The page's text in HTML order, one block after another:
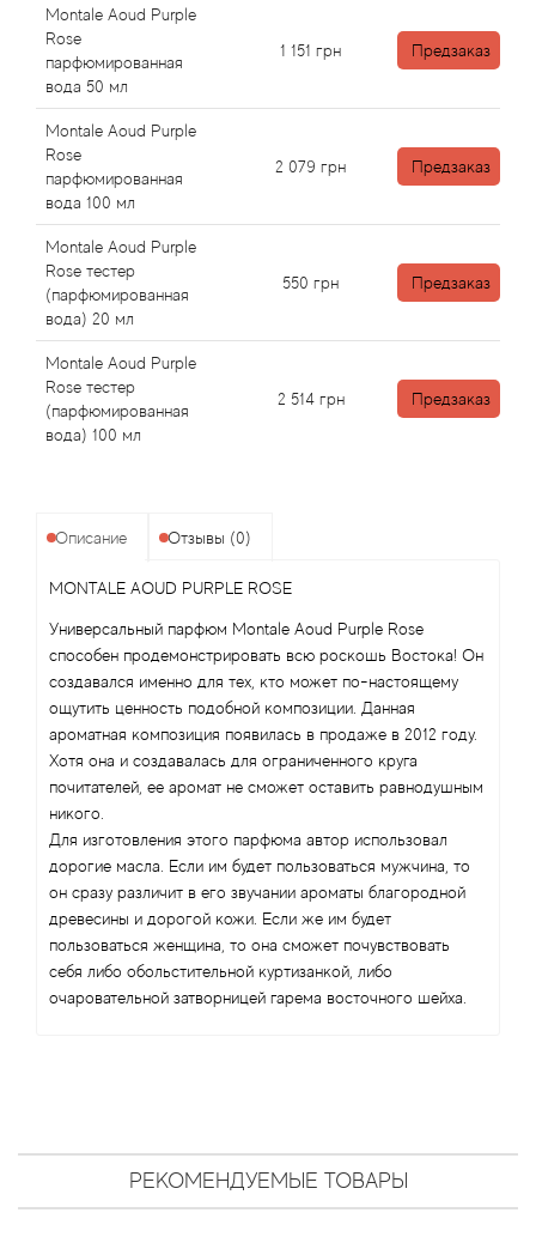
Montale Aoud Purple
Rose
парфюмированная
вода 50 мл
1 151 грн Предзаказ
Montale Aoud Purple
Rose
парфюмированная
вода 100 мл
2 079 грн Предзаказ
Montale Aoud Purple
Rose тестер
(парфюмированная
вода) 20 мл
550 грн Предзаказ
Montale Aoud Purple
Rose тестер
(парфюмированная
вода) 100 мл
2 514 грн Предзаказ
Описание Отзывы (0)
MONTALE AOUD PURPLE ROSE
Универсальный парфюм Montale Aoud Purple Rose
способен продемонстрировать всю роскошь Востока! Он
создавался именно для тех, кто может по-настоящему
ощутить ценность подобной композиции. Данная
ароматная композиция появилась в продаже в 2012 году.
Хотя она и создавалась для ограниченного круга
почитателей, ее аромат не сможет оставить равнодушным
никого.
Для изготовления этого парфюма автор использовал
дорогие масла. Если им будет пользоваться мужчина, то
он сразу различит в его звучании ароматы благородной
древесины и дорогой кожи. Если же им будет
пользоваться женщина, то она сможет почувствовать
себя либо обольстительной куртизанкой, либо
очаровательной затворницей гарема восточного шейха.
РЕКОМЕНДУЕМЫЕ ТОВАРЫ
Amouroud
Andre L'Arom
Angel Schlesser
Anima Mundi
Anna Sui
Annayake
Anne Fontaine
Antonia's Flowers
Antonio Banderas
Antonio Puig
Antonio Visconti
Aquolina
Arabesque Perfumes
Arabiyat
Aramis
Ariana Grande